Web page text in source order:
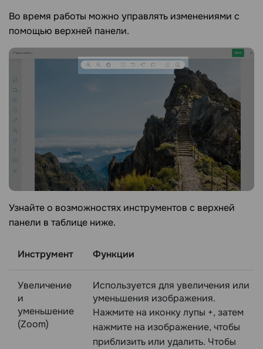
Во время работы можно управлять изменениями с
помощью верхней панели.
Узнайте о возможностях инструментов с верхней
панели в таблице ниже.
Инструмент Функции
Увеличение
и
уменьшение
(Zoom)
Используется для увеличения или
уменьшения изображения.
Нажмите на иконку лупы +, затем
нажмите на изображение, чтобы
приблизить или удалить. Чтобы